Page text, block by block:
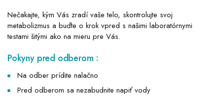
Nečakajte, kým Vás zradí vaše telo, skontrolujte svoj
metabolizmus a buďte o krok vpred s našimi laboratórnymi
testami šitými ako na mieru pre Vás.
Pokyny pred odberom :
Na odber prídite nalačno
Pred odberom sa nezabudnite napiť vody